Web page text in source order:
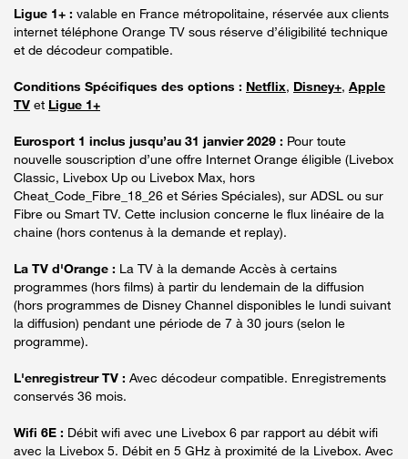
Ligue 1+ : valable en France métropolitaine, réservée aux clients
internet téléphone Orange TV sous réserve d’éligibilité technique
et de décodeur compatible.
Conditions Spécifiques des options : Netflix, Disney+, Apple
TV et Ligue 1+
Eurosport 1 inclus jusqu’au 31 janvier 2029 : Pour toute
nouvelle souscription d’une offre Internet Orange éligible (Livebox
Classic, Livebox Up ou Livebox Max, hors
Cheat_Code_Fibre_18_26 et Séries Spéciales), sur ADSL ou sur
Fibre ou Smart TV. Cette inclusion concerne le flux linéaire de la
chaine (hors contenus à la demande et replay).
La TV d'Orange : La TV à la demande Accès à certains
programmes (hors films) à partir du lendemain de la diffusion
(hors programmes de Disney Channel disponibles le lundi suivant
la diffusion) pendant une période de 7 à 30 jours (selon le
programme).
L'enregistreur TV : Avec décodeur compatible. Enregistrements
conservés 36 mois.
Wifi 6E : Débit wifi avec une Livebox 6 par rapport au débit wifi
avec la Livebox 5. Débit en 5 GHz à proximité de la Livebox. Avec